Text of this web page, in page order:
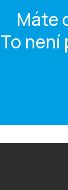
Máte
To